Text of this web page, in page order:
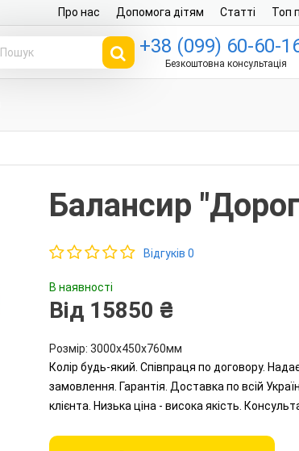
Про нас Допомога дітям Статті Топ
+38 (099) 60-60-
Безкоштовна консультація
Балансир
Відгуків 0
В наявності
Від 15850 ₴
Розмір: 3000х450х760мм
Колір будь-який. Співпраця по договору.
замовлення. Гарантія. Доставка по всій
клієнта. Низька ціна - висока якість.